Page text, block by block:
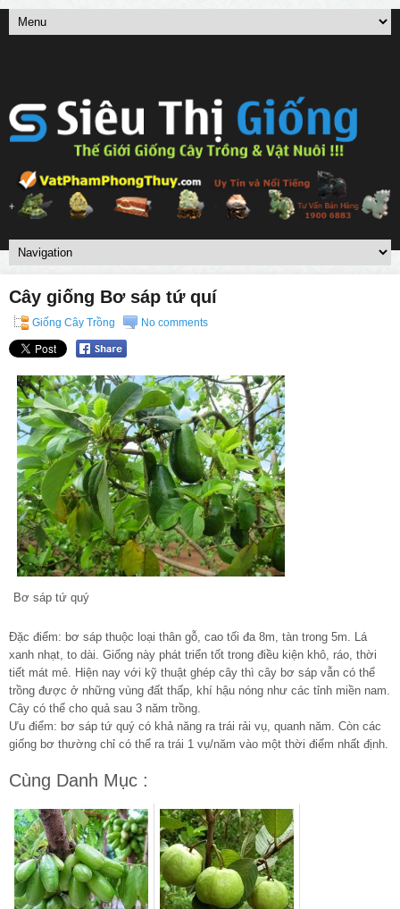
Cây giống Bơ sáp tứ quí
Giống Cây Trồng No comments
Bơ sáp tứ quý
Đặc điểm: bơ sáp thuộc loại thân gỗ, cao tối đa 8m, tàn trong 5m. Lá
xanh nhạt, to dài. Giống này phát triển tốt trong điều kiện khô, ráo, thời
tiết mát mẻ. Hiện nay với kỹ thuật ghép cây thì cây bơ sáp vẫn có thể
trồng được ở những vùng đất thấp, khí hậu nóng như các tỉnh miền nam.
Cây có thể cho quả sau 3 năm trồng.
Ưu điểm: bơ sáp tứ quý có khả năng ra trái rải vụ, quanh năm. Còn các
giống bơ thường chỉ có thể ra trái 1 vụ/năm vào một thời điểm nhất định.
Cùng Danh Mục :